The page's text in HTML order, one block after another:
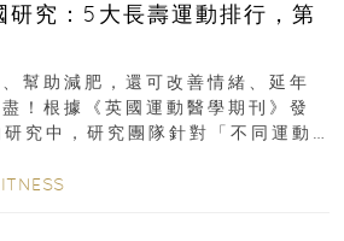
研究：5大長壽運動排行，第
幫助減肥，還可改善情緒、延年
！根據《英國運動醫學期刊》發
究中，研究團隊針對「不同運動